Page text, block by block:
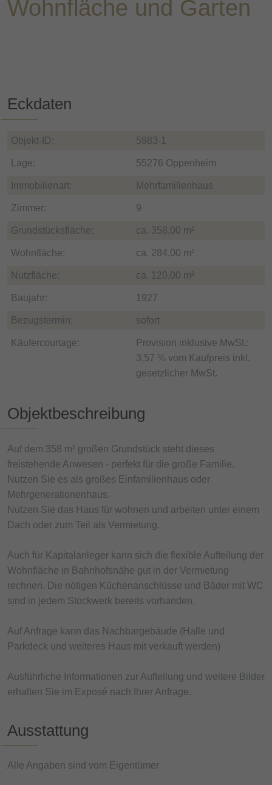
Wohnfläche und Garten
Eckdaten
Objekt-ID: 5983-1
Lage: 55276 Oppenheim
Immobilienart: Mehrfamilienhaus
Zimmer: 9
Grundstücksfläche: ca. 358,00 m²
Wohnfläche: ca. 284,00 m²
Nutzfläche: ca. 120,00 m²
Baujahr: 1927
Bezugstermin: sofort
Käufercourtage:
Provision inklusive MwSt.:
3,57 % vom Kaufpreis inkl.
gesetzlicher MwSt.
Objektbeschreibung
Auf dem 358 m² großen Grundstück steht dieses
freistehende Anwesen - perfekt für die große Familie.
Nutzen Sie es als großes Einfamilienhaus oder
Mehrgenerationenhaus.
Nutzen Sie das Haus für wohnen und arbeiten unter einem
Dach oder zum Teil als Vermietung.
Auch für Kapitalanleger kann sich die flexible Aufteilung der
Wohnfläche in Bahnhofsnähe gut in der Vermietung
rechnen. Die nötigen Küchenanschlüsse und Bäder mit WC
sind in jedem Stockwerk bereits vorhanden.
Auf Anfrage kann das Nachbargebäude (Halle und
Parkdeck und weiteres Haus mit verkauft werden)
Ausführliche Informationen zur Aufteilung und weitere Bilder
erhalten Sie im Exposé nach Ihrer Anfrage.
Ausstattung
Alle Angaben sind vom Eigentümer
Weitere Informationen zum Datenschutz und Cookies
finden Sie hier.